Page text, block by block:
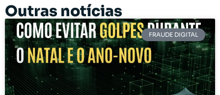
Outras notícias
FRAUDE DIGITAL